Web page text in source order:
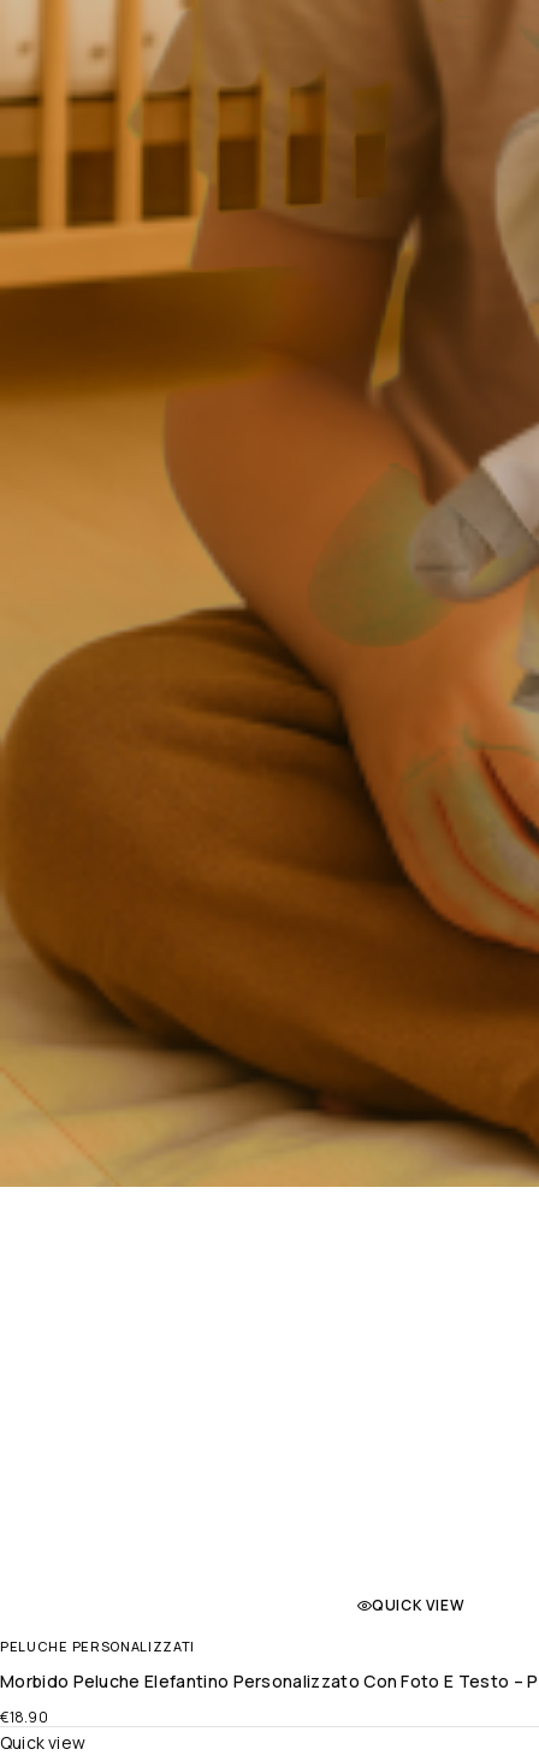
QUICK VIEW
PELUCHE PERSONALIZZATI
Morbido Peluche Elefantino Personalizzato Con Foto E Testo –
€18.90
Quick view